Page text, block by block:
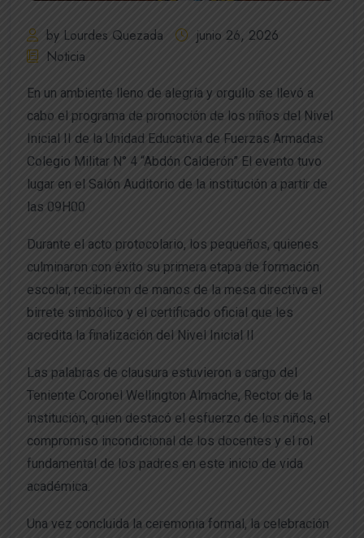
by Lourdes Quezada
junio 26, 2026
Noticia
En un ambiente lleno de alegría y orgullo se llevó a
cabo el programa de promoción de los niños del Nivel
Inicial II de la Unidad Educativa de Fuerzas Armadas
Colegio Militar N° 4 “Abdón Calderón” El evento tuvo
lugar en el Salón Auditorio de la institución a partir de
las 09H00
Durante el acto protocolario, los pequeños, quienes
culminaron con éxito su primera etapa de formación
escolar, recibieron de manos de la mesa directiva el
birrete simbólico y el certificado oficial que les
acredita la finalización del Nivel Inicial II
Las palabras de clausura estuvieron a cargo del
Teniente Coronel Wellington Almache, Rector de la
institución, quien destacó el esfuerzo de los niños, el
compromiso incondicional de los docentes y el rol
fundamental de los padres en este inicio de vida
académica.
Una vez concluida la ceremonia formal, la celebración